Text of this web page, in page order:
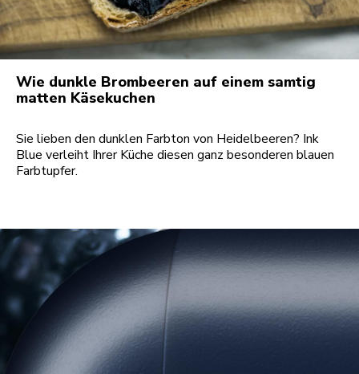
Wie dunkle Brombeeren auf einem samtig
matten Käsekuchen
Sie lieben den dunklen Farbton von Heidelbeeren? Ink
Blue verleiht Ihrer Küche diesen ganz besonderen blauen
Farbtupfer.